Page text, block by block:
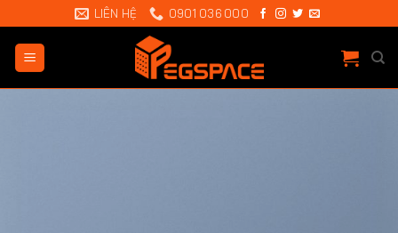
đến
dung
LIÊN HỆ 0901 036 000